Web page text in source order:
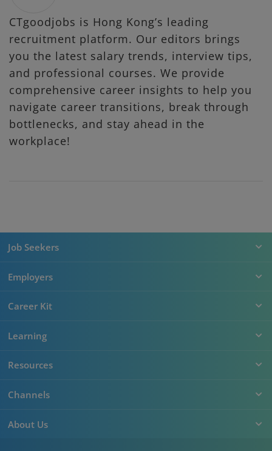
CTgoodjobs is Hong Kong’s leading
recruitment platform. Our editors brings
you the latest salary trends, interview tips,
and professional courses. We provide
comprehensive career insights to help you
navigate career transitions, break through
bottlenecks, and stay ahead in the
workplace!
Job Seekers
Employers
Career Kit
Learning
Resources
Channels
About Us